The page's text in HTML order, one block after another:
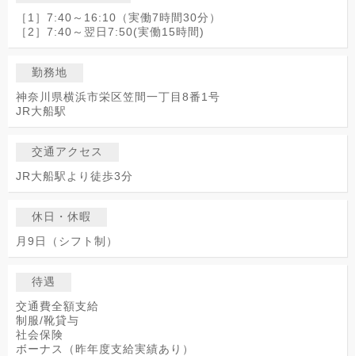
［1］7:40～16:10（実働7時間30分）
［2］7:40～翌日7:50(実働15時間)
勤務地
神奈川県横浜市栄区笠間一丁目8番1号
JR大船駅
交通アクセス
JR大船駅より徒歩3分
休日・休暇
月9日（シフト制）
待遇
交通費全額支給
制服/靴貸与
社会保険
ボーナス（昨年度支給実績あり）